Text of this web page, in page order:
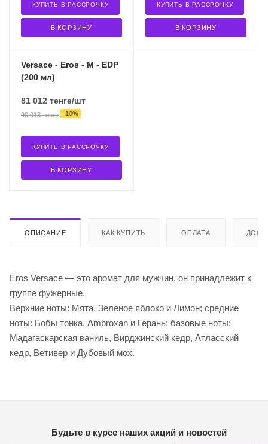
В КОРЗИНУ
КУПИТЬ В РАССРОЧКУ
В КОРЗИНУ
КУПИТЬ В РАССРОЧКУ
Versace - Eros - M - EDP
(200 мл)
81 012 тенге/шт
90 013тенге -10%
В КОРЗИНУ
КУПИТЬ В РАССРОЧКУ
ОПИСАНИЕ КАК КУПИТЬ ОПЛАТА
Eros Versace — это аромат для мужчин, он принадлежит к
группе фужерные.
Верхние ноты: Мята, Зеленое яблоко и Лимон; средние
ноты: Бобы тонка, Ambroxan и Герань; базовые ноты:
Мадагаскарская ваниль, Вирджинский кедр, Атласский
кедр, Ветивер и Дубовый мох.
Будьте в курсе наших акций и новостей